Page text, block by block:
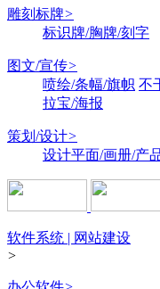
雕刻标牌>
标识牌/胸牌/刻字
图文/宣传>
喷绘/条幅/旗帜 不
拉宝/海报
策划/设计>
设计平面/画册/产
软件系统 | 网站建设
>